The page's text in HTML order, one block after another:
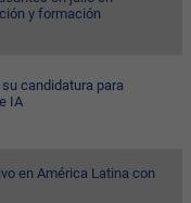
y formación
candidatura para
IA
en América Latina con